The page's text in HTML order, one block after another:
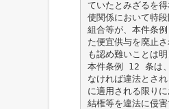
ていたとみざるを
使関係において特
組合等が、本件条
た便宜供与を廃止
も認め難いことは
本件条例 12 条は
なければ違法とさ
に適用される限り
結権等を違法に侵